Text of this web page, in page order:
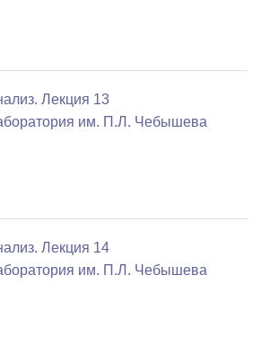
Лекция 13
им. П.Л. Чебышева
Лекция 14
им. П.Л. Чебышева